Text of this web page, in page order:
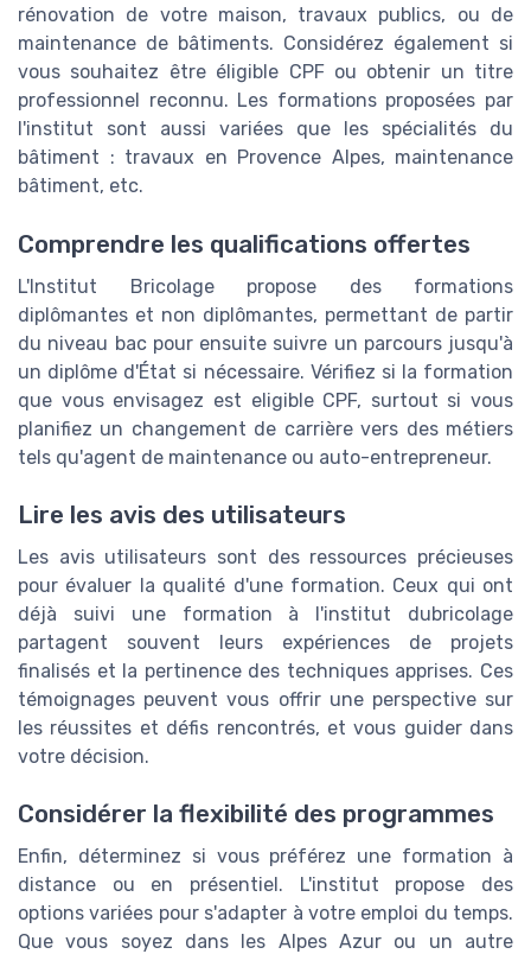
rénovation de votre maison, travaux publics, ou de
maintenance de bâtiments. Considérez également si
vous souhaitez être éligible CPF ou obtenir un titre
professionnel reconnu. Les formations proposées par
l'institut sont aussi variées que les spécialités du
bâtiment : travaux en Provence Alpes, maintenance
bâtiment, etc.
Comprendre les qualifications offertes
L'Institut Bricolage propose des formations
diplômantes et non diplômantes, permettant de partir
du niveau bac pour ensuite suivre un parcours jusqu'à
un diplôme d'État si nécessaire. Vérifiez si la formation
que vous envisagez est eligible CPF, surtout si vous
planifiez un changement de carrière vers des métiers
tels qu'agent de maintenance ou auto-entrepreneur.
Lire les avis des utilisateurs
Les avis utilisateurs sont des ressources précieuses
pour évaluer la qualité d'une formation. Ceux qui ont
déjà suivi une formation à l'institut dubricolage
partagent souvent leurs expériences de projets
finalisés et la pertinence des techniques apprises. Ces
témoignages peuvent vous offrir une perspective sur
les réussites et défis rencontrés, et vous guider dans
votre décision.
Considérer la flexibilité des programmes
Enfin, déterminez si vous préférez une formation à
distance ou en présentiel. L'institut propose des
options variées pour s'adapter à votre emploi du temps.
Que vous soyez dans les Alpes Azur ou un autre